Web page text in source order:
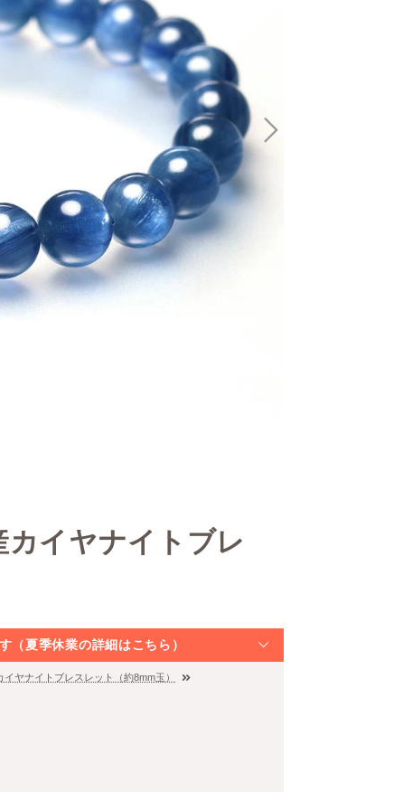
イヤナイトブレ
夏季休業の詳細はこちら）
ヤナイトブレスレット（約8mm玉）